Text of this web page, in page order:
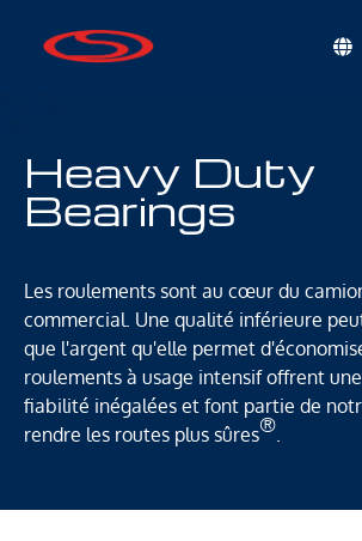
Heavy Duty
Bearings
Les roulements sont au cœur du
commercial. Une qualité inférieure
que l'argent qu'elle permet
roulements à usage intensif offrent
fiabilité inégalées et font partie de
rendre les routes plus sûres®.